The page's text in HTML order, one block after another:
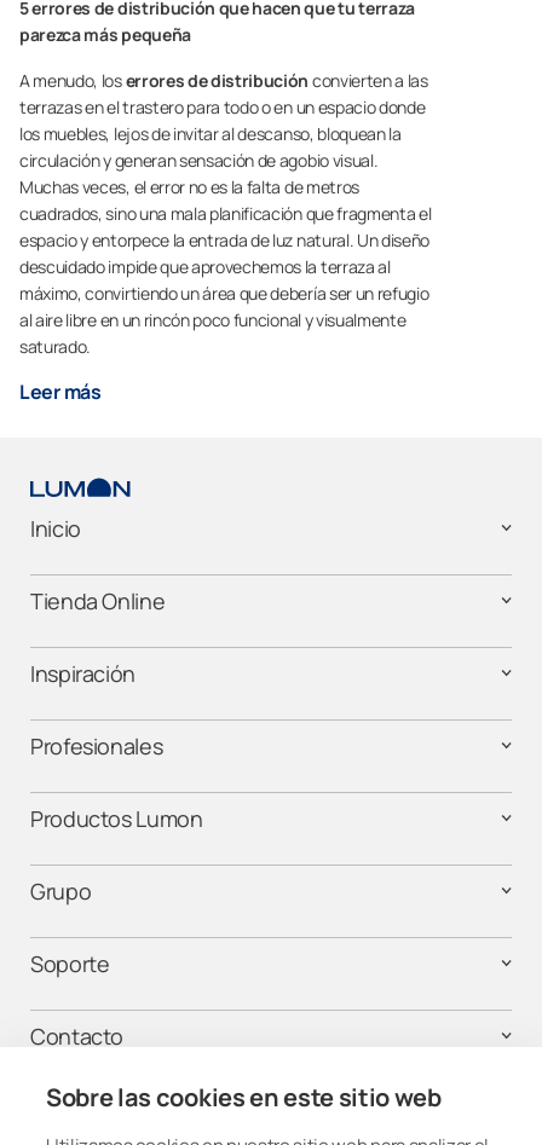
Sobre las cookies en este sitio web
5 errores de distribución que hacen que tu terraza
parezca más pequeña
A menudo, loserrores de distribución convierten a las
terrazas en el trastero para todo o en un espacio donde
los muebles, lejos de invitar al descanso, bloquean la
circulación y generan sensación de agobio visual.
Muchas veces, el error no es la falta de metros
cuadrados, sino una mala planificación que fragmenta el
espacio y entorpece la entrada de luz natural. Un diseño
descuidado impide que aprovechemos la terraza al
máximo, convirtiendo un área que debería ser un refugio
al aire libre en un rincón poco funcional y visualmente
saturado.
Leer más
Inicio
Tienda Online
Inspiración
Profesionales
Productos Lumon
Grupo
Soporte
Contacto